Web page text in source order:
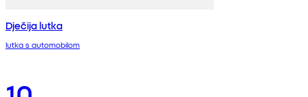
Dječija lutka
lutka s automobilom